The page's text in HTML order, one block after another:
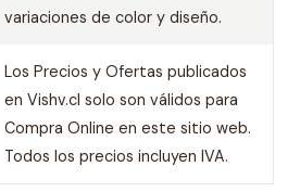
variaciones de color y diseño.
Los Precios y Ofertas publicados
en Vishv.cl solo son válidos para
Compra Online en este sitio web.
Todos los precios incluyen IVA.